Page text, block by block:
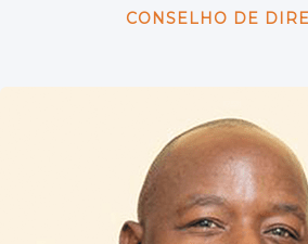
CONSELHO DE